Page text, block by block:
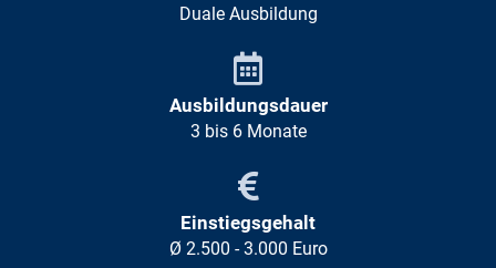
Duale Ausbildung
Ausbildungsdauer
3 bis 6 Monate
Einstiegsgehalt
Ø 2.500 - 3.000 Euro